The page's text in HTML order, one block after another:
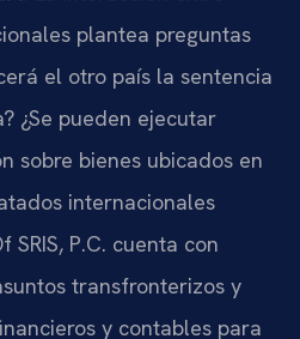
plantea preguntas
el otro país la sentencia
¿Se pueden ejecutar
sobre bienes ubicados en
internacionales
SRIS, P.C. cuenta con
transfronterizos y
y contables para